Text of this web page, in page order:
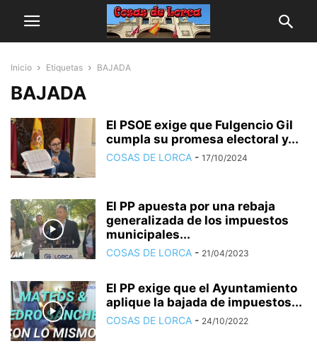
Inicio Etiquetas BAJADA
BAJADA
El PSOE exige que Fulgencio Gil
cumpla su promesa electoral y...
COSAS DE LORCA - 17/10/2024
El PP apuesta por una rebaja
generalizada de los impuestos
municipales...
COSAS DE LORCA - 21/04/2023
El PP exige que el Ayuntamiento
aplique la bajada de impuestos...
COSAS DE LORCA - 24/10/2022